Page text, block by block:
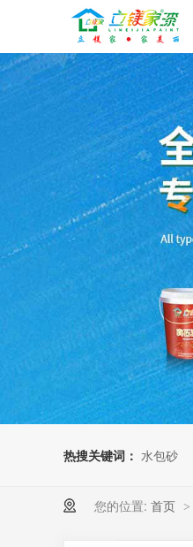
热搜关键词： 水包砂
您的位置: 首页 >